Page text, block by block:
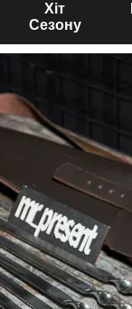
Хіт
Сезону